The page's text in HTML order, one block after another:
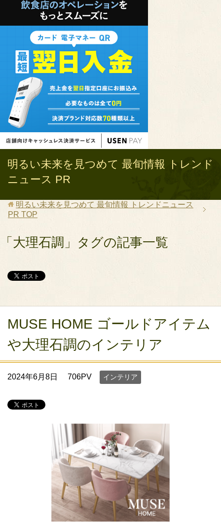
明るい未来を見つめて 最旬情報 トレンド
ニュース PR
明るい未来を見つめて 最旬情報 トレンドニュース
PR TOP
「大理石調」タグの記事一覧
MUSE HOME ゴールドアイテム
や大理石調のインテリア
2024年6月8日 706PV インテリア